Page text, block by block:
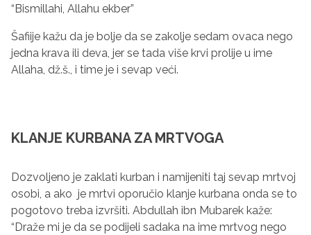
“Bismillahi, Allahu ekber”
Šafiije kažu da je bolje da se zakolje sedam ovaca nego
jedna krava ili deva, jer se tada više krvi prolije u ime
Allaha, dž.š., i time je i sevap veći.
KLANJE KURBANA ZA MRTVOGA
Dozvoljeno je zaklati kurban i namijeniti taj sevap mrtvoj
osobi, a ako je mrtvi oporučio klanje kurbana onda se to
pogotovo treba izvršiti. Abdullah ibn Mubarek kaže:
“Draže mi je da se podijeli sadaka na ime mrtvog nego